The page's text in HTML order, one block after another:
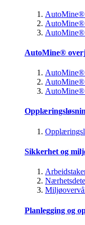
AutoMine®
AutoMine®
AutoMine®
Sikkerhet og
Planlegging og